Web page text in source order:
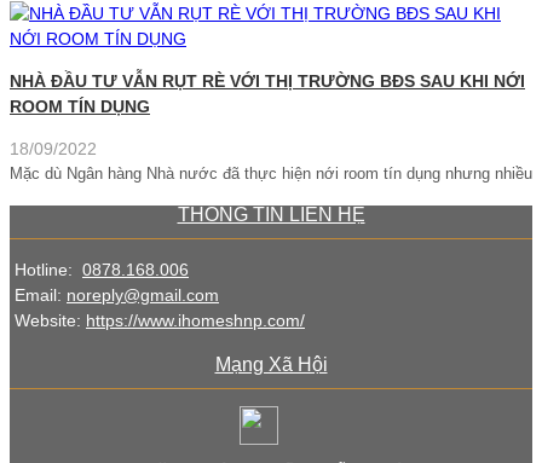
NHÀ ĐẦU TƯ VẪN RỤT RÈ VỚI THỊ TRƯỜNG BĐS SAU KHI NỚI
ROOM TÍN DỤNG
18/09/2022
Mặc dù Ngân hàng Nhà nước đã thực hiện nới room tín dụng nhưng nhiều
THÔNG TIN LIÊN HỆ
Hotline: 0878.168.006
Email: noreply@gmail.com
Website: https://www.ihomeshnp.com/
Mạng Xã Hội